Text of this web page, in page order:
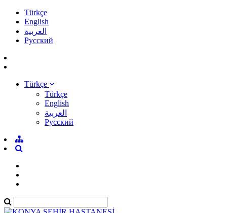
Türkçe
English
العربية
Pусский
Türkçe
Türkçe
English
العربية
Pусский